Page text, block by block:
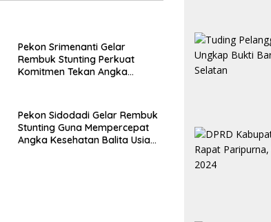
Pekon Srimenanti Gelar
Rembuk Stunting Perkuat
Komitmen Tekan Angka
Pekon Sidodadi Gelar Rembuk
Stunting Guna Mempercepat
Angka Kesehatan Balita Usia